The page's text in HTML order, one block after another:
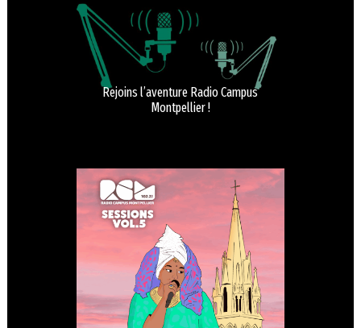
Rejoins l’aventure Radio Campus
Montpellier !